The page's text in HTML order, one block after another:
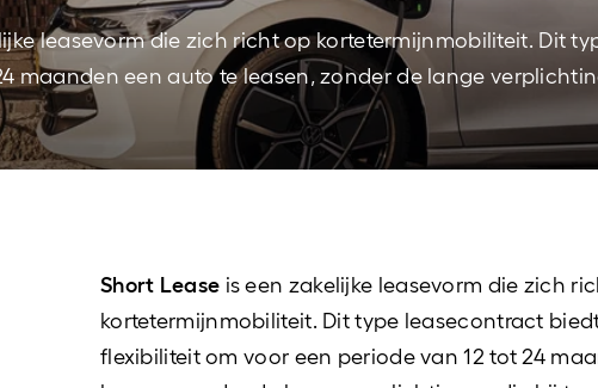
Vervangend vervoer
leasevorm die zich richt op kortetermijnmobiliteit. Dit
maanden een auto te leasen, zonder de lange
Short Lease is een zakelijke leasevorm die zich
kortetermijnmobiliteit. Dit type leasecontract
flexibiliteit om voor een periode van 12 tot 24